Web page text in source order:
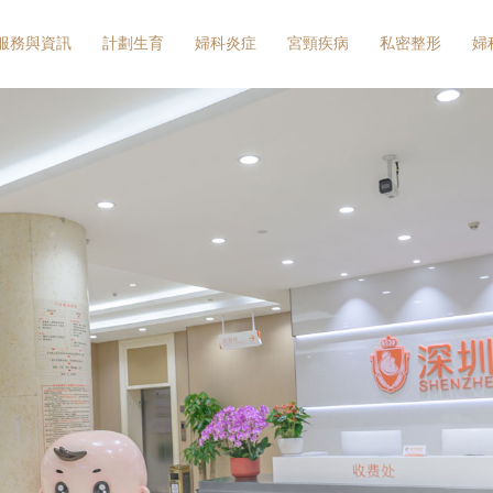
務與資訊 計劃生育 婦科炎症 宮頸疾病 私密整形 婦